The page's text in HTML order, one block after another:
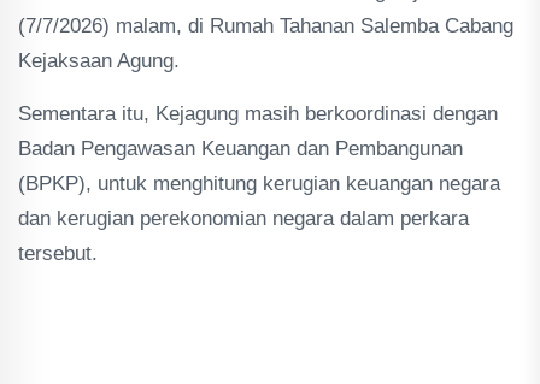
(7/7/2026) malam, di Rumah Tahanan Salemba Cabang
Kejaksaan Agung.
Sementara itu, Kejagung masih berkoordinasi dengan
Badan Pengawasan Keuangan dan Pembangunan
(BPKP), untuk menghitung kerugian keuangan negara
dan kerugian perekonomian negara dalam perkara
tersebut.